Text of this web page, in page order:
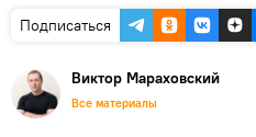
Подписаться
Виктор Мараховский
Все материалы